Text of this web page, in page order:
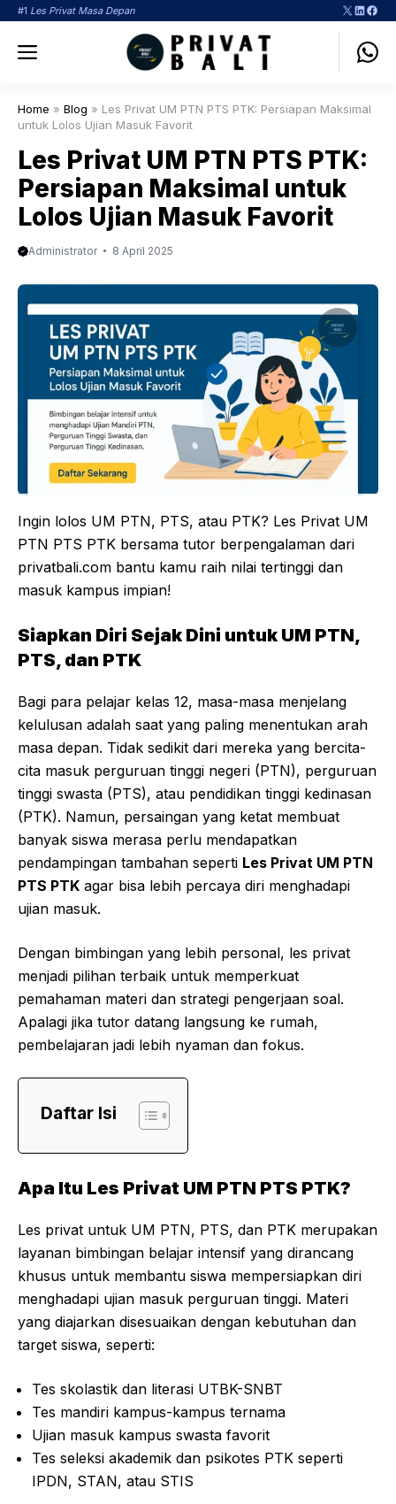
Langsung
#1 Les Privat Masa Depan X
Menu
Home » Blog » Les Privat UM PTN PTS PTK: Persiapan Maksimal
untuk Lolos Ujian Masuk Favorit
Les Privat UM PTN PTS PTK:
Persiapan Maksimal untuk
Lolos Ujian Masuk Favorit
Administrator 8 April 2025
Ingin lolos UM PTN, PTS, atau PTK? Les Privat UM
PTN PTS PTK bersama tutor berpengalaman dari
privatbali.com bantu kamu raih nilai tertinggi dan
masuk kampus impian!
Siapkan Diri Sejak Dini untuk UM PTN,
PTS, dan PTK
Bagi para pelajar kelas 12, masa-masa menjelang
kelulusan adalah saat yang paling menentukan arah
masa depan. Tidak sedikit dari mereka yang bercita-
cita masuk perguruan tinggi negeri (PTN), perguruan
tinggi swasta (PTS), atau pendidikan tinggi kedinasan
(PTK). Namun, persaingan yang ketat membuat
banyak siswa merasa perlu mendapatkan
pendampingan tambahan seperti Les Privat UM PTN
PTS PTK agar bisa lebih percaya diri menghadapi
ujian masuk.
Dengan bimbingan yang lebih personal, les privat
menjadi pilihan terbaik untuk memperkuat
pemahaman materi dan strategi pengerjaan soal.
Apalagi jika tutor datang langsung ke rumah,
pembelajaran jadi lebih nyaman dan fokus.
Daftar Isi
Apa Itu Les Privat UM PTN PTS PTK?
Les privat untuk UM PTN, PTS, dan PTK merupakan
layanan bimbingan belajar intensif yang dirancang
khusus untuk membantu siswa mempersiapkan diri
menghadapi ujian masuk perguruan tinggi. Materi
yang diajarkan disesuaikan dengan kebutuhan dan
target siswa, seperti:
Tes skolastik dan literasi UTBK-SNBT
Tes mandiri kampus-kampus ternama
Ujian masuk kampus swasta favorit
Tes seleksi akademik dan psikotes PTK seperti
IPDN, STAN, atau STIS